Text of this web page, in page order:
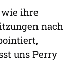
ihre
nach
uns Perry